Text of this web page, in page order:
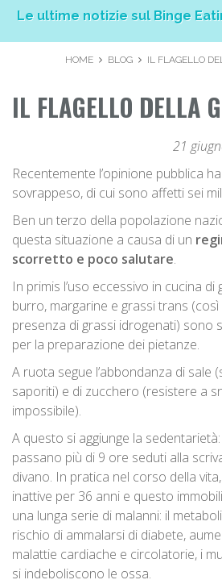
Le ultime notizie sul Binge
HOME BLOG IL FLAGELLO
IL FLAGELLO DELLA
21
Recentemente l’opinione pubblica
sovrappeso, di cui sono affetti sei
Ben un terzo della popolazione
questa situazione a causa di un
scorretto e poco salutare.
In primis l’uso eccessivo in cucina di
burro, margarine e grassi trans
presenza di grassi idrogenati) sono
per la preparazione dei pietanze.
A ruota segue l’abbondanza di sale
saporiti) e di zucchero (resistere a
impossibile).
A questo si aggiunge la
passano più di 9 ore seduti alla
divano. In pratica nel corso della
inattive per 36 anni e questo
una lunga serie di malanni: il
rischio di ammalarsi di diabete,
malattie cardiache e circolatorie, i
si indeboliscono le ossa.